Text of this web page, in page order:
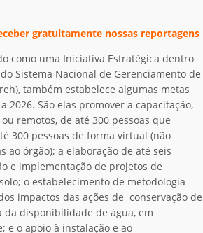
gratuitamente nossas reportagens
como uma Iniciativa Estratégica dentro
Sistema Nacional de Gerenciamento de
), também estabelece algumas metas
2026. São elas promover a capacitação,
remotos, de até 300 pessoas que
300 pessoas de forma virtual (não
ao órgão); a elaboração de até seis
e implementação de projetos de
o estabelecimento de metodologia
impactos das ações de conservação de
da disponibilidade de água, em
e o apoio à instalação e ao